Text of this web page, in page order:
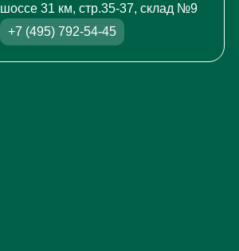
шоссе 31 км, стр.35-37, склад №9
+7 (495) 792-54-45